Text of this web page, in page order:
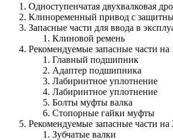
Одноступенчатая двухвалковая
Клиноременный привод с
Запасные части для ввода в
Клиновой ремень
Рекомендуемые запасные части на
Главный подшипник
Адаптер подшипника
Лабиринтное уплотнение
Лабиринтное уплотнение
Болты муфты валка
Стопорные гайки муфты
Рекомендуемые запасные части на
Зубчатые валки